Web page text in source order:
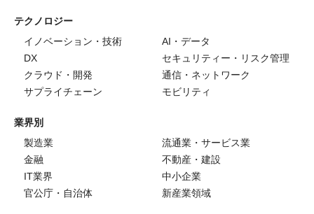
テクノロジー
イノベーション・技術
AI・データ
DX
セキュリティー・リスク管理
クラウド・開発
通信・ネットワーク
サプライチェーン
モビリティ
業界別
製造業
流通業・サービス業
金融
不動産・建設
IT業界
中小企業
官公庁・自治体
新産業領域